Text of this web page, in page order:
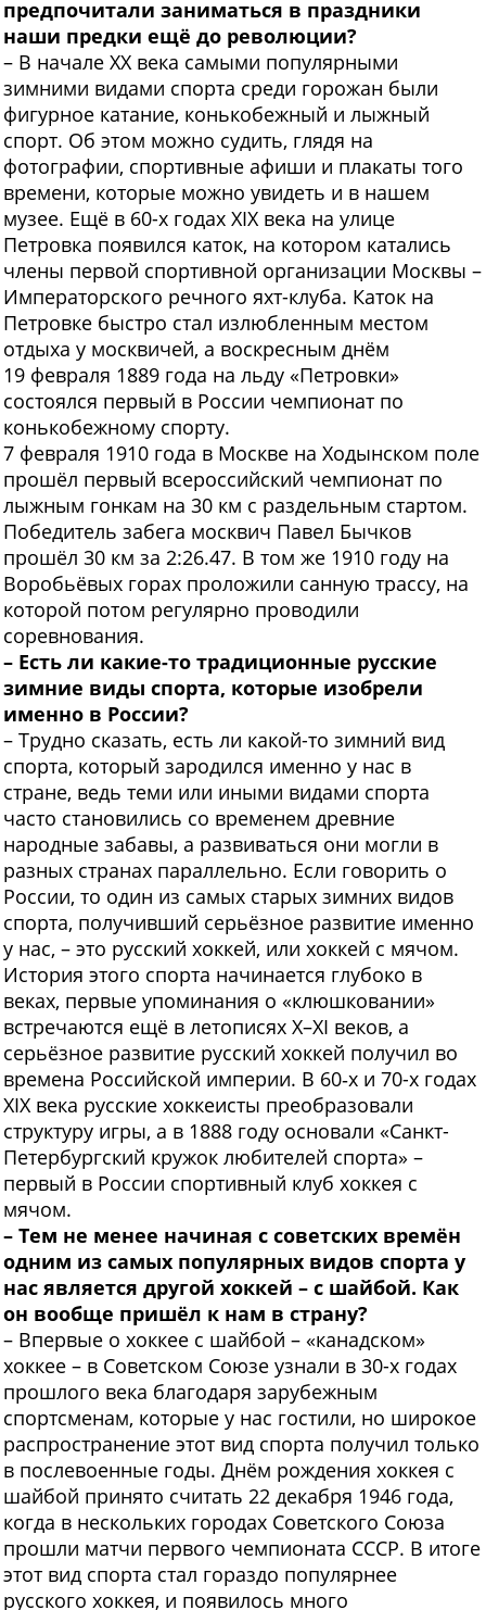
предпочитали заниматься в праздники
наши предки ещё до революции?
– В начале ХХ века самыми популярными
зимними видами спорта среди горожан были
фигурное катание, конькобежный и лыжный
спорт. Об этом можно судить, глядя на
фотографии, спортивные афиши и плакаты того
времени, которые можно увидеть и в нашем
музее. Ещё в 60-х годах XIX века на улице
Петровка появился каток, на котором катались
члены первой спортивной организации Москвы –
Императорского речного яхт-клуба. Каток на
Петровке быстро стал излюбленным местом
отдыха у москвичей, а воскресным днём
19 февраля 1889 года на льду «Петровки»
состоялся первый в России чемпионат по
конькобежному спорту.
7 февраля 1910 года в Москве на Ходынском поле
прошёл первый всероссийский чемпионат по
лыжным гонкам на 30 км с раздельным стартом.
Победитель забега москвич Павел Бычков
прошёл 30 км за 2:26.47. В том же 1910 году на
Воробьёвых горах проложили санную трассу, на
которой потом регулярно проводили
соревнования.
– Есть ли какие-то традиционные русские
зимние виды спорта, которые изобрели
именно в России?
– Трудно сказать, есть ли какой-то зимний вид
спорта, который зародился именно у нас в
стране, ведь теми или иными видами спорта
часто становились со временем древние
народные забавы, а развиваться они могли в
разных странах параллельно. Если говорить о
России, то один из самых старых зимних видов
спорта, получивший серьёзное развитие именно
у нас, – это русский хоккей, или хоккей с мячом.
История этого спорта начинается глубоко в
веках, первые упоминания о «клюшковании»
встречаются ещё в летописях Х–ХI веков, а
серьёзное развитие русский хоккей получил во
времена Российской империи. В 60‑х и 70-х годах
XIX века русские хоккеисты преобразовали
структуру игры, а в 1888 году основали «Санкт-
Петербургский кружок любителей спорта» –
первый в России спортивный клуб хоккея с
мячом.
– Тем не менее начиная с советских времён
одним из самых популярных видов спорта у
нас является другой хоккей – с шайбой. Как
он вообще пришёл к нам в страну?
– Впервые о хоккее с шайбой – «канадском»
хоккее – в Советском Союзе узнали в 30-х годах
прошлого века благодаря зарубежным
спортсменам, которые у нас гостили, но широкое
распространение этот вид спорта получил только
в послевоенные годы. Днём рождения хоккея с
шайбой принято считать 22 декабря 1946 года,
когда в нескольких городах Советского Союза
прошли матчи первого чемпионата СССР. В итоге
этот вид спорта стал гораздо популярнее
русского хоккея, и появилось много